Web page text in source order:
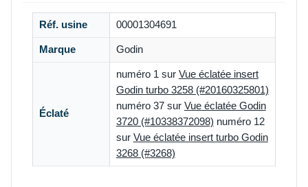
Réf. usine 00001304691
Marque Godin
Éclaté
numéro 1 sur Vue éclatée insert
Godin turbo 3258 (#20160325801)
numéro 37 sur Vue éclatée Godin
3720 (#10338372098) numéro 12
sur Vue éclatée insert turbo Godin
3268 (#3268)